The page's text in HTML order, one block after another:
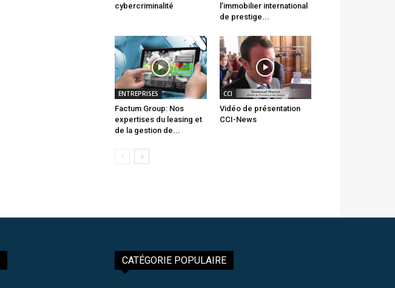
cybercriminalité
l’immobilier international
de prestige...
ENTREPRISES
Factum Group: Nos
expertises du leasing et
de la gestion de...
CCI
Vidéo de présentation
CCI-News
CATÉGORIE POPULAIRE